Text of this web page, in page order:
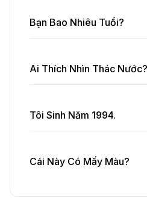
Bạn Bao Nhiêu Tuổi?
Ai Thích Nhìn Thác Nước?
Tôi Sinh Năm 1994.
Cái Này Có Mấy Màu?